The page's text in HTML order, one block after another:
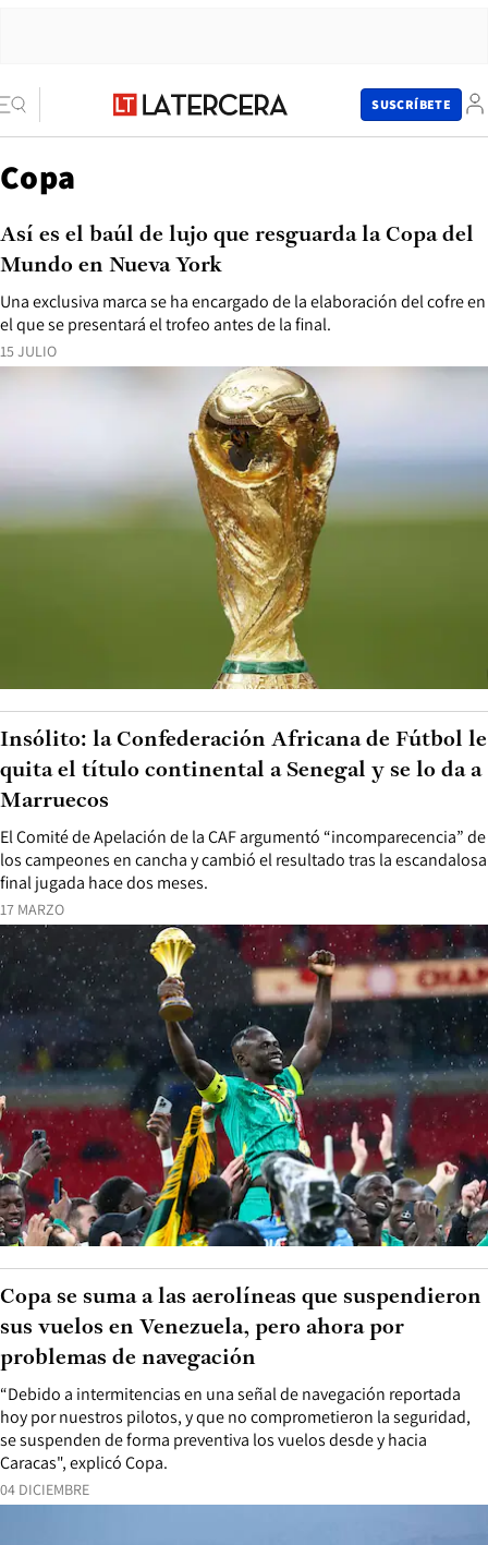
SUSCRÍBETE
Copa
15 JULIO
Una exclusiva marca se ha encargado de la elaboración del cofre en
el que se presentará el trofeo antes de la final.
Así es el baúl de lujo que resguarda la Copa del
Mundo en Nueva York
17 MARZO
El Comité de Apelación de la CAF argumentó “incomparecencia” de
los campeones en cancha y cambió el resultado tras la escandalosa
final jugada hace dos meses.
Insólito: la Confederación Africana de Fútbol le
quita el título continental a Senegal y se lo da a
Marruecos
04 DICIEMBRE
“Debido a intermitencias en una señal de navegación reportada
hoy por nuestros pilotos, y que no comprometieron la seguridad,
se suspenden de forma preventiva los vuelos desde y hacia
Caracas", explicó Copa.
Copa se suma a las aerolíneas que suspendieron
sus vuelos en Venezuela, pero ahora por
problemas de navegación